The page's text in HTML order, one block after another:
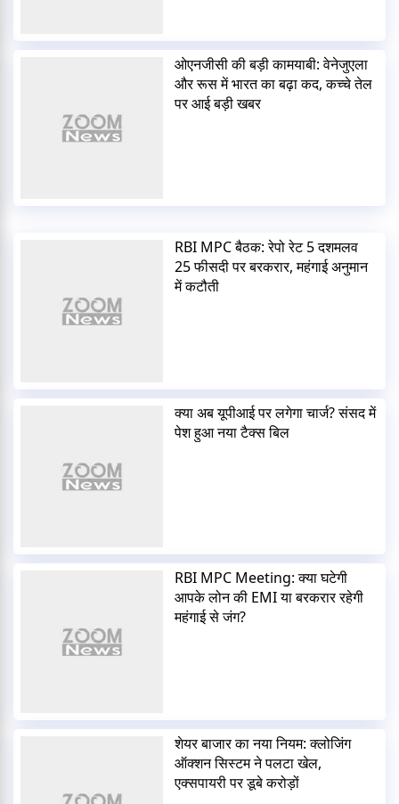
ओएनजीसी की बड़ी कामयाबी: वेनेजुएला
और रूस में भारत का बढ़ा कद, कच्चे तेल
पर आई बड़ी खबर
RBI MPC बैठक: रेपो रेट 5 दशमलव
25 फीसदी पर बरकरार, महंगाई अनुमान
में कटौती
क्या अब यूपीआई पर लगेगा चार्ज? संसद में
पेश हुआ नया टैक्स बिल
RBI MPC Meeting: क्या घटेगी
आपके लोन की EMI या बरकरार रहेगी
महंगाई से जंग?
शेयर बाजार का नया नियम: क्लोजिंग
ऑक्शन सिस्टम ने पलटा खेल,
एक्सपायरी पर डूबे करोड़ों